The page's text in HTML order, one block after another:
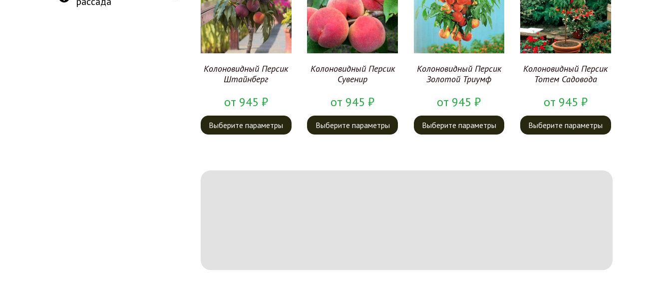
Колоновидный Персик
Штайнберг
от 945 ₽
Выберите параметры
Колоновидный Персик
Сувенир
от 945₽
Выберите параметры
Колоновидный Персик
Золотой Триумф
от 945₽
Выберите параметры
Колоновидный Персик
Тотем Садовода
от 945 ₽
Выберите параметры